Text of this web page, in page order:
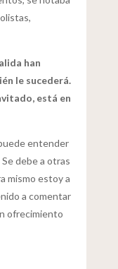
han
le sucederá.
está en
entender
debe a otras
mismo estoy a
a comentar
ofrecimiento